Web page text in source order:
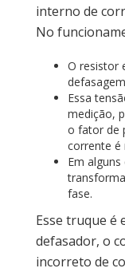
interno de
No
O resistor
Essa
medição,
o fator de
corrente é
Em
fase.
Esse truque é
defasador, o
incorreto de